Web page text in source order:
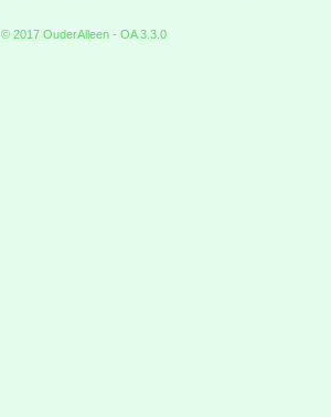
© 2017 OuderAlleen - OA 3.3.0